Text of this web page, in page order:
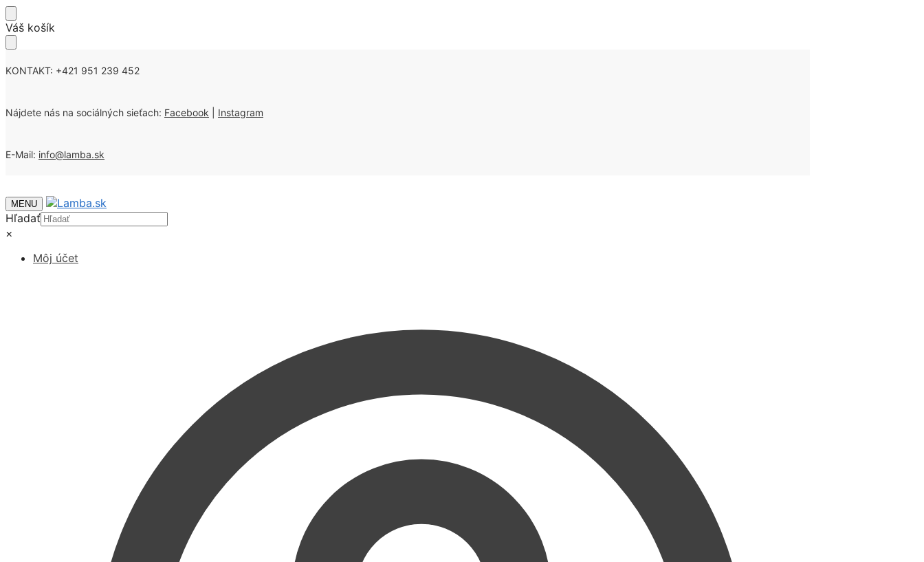
Skip
to
Skip
to
Váš košík
KONTAKT: +421 951 239 452
Nájdete nás na sociálných sieťach: Facebook Instagram
E-Mail: info@lamba.sk
MENU
Hľadať
×
Môj účet